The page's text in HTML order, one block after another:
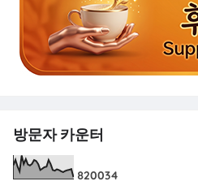
방문자 카운터
820034